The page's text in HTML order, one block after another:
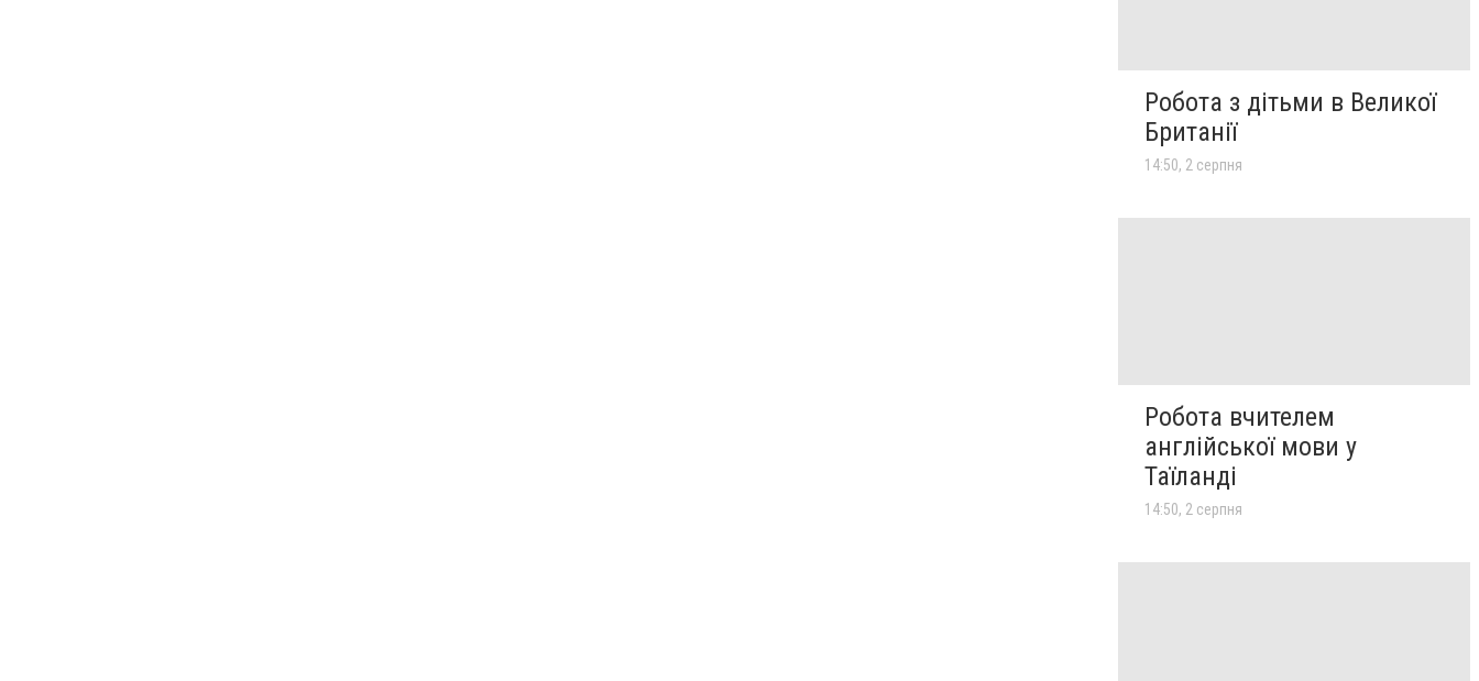
Робота з дітьми в Великої
Британії
14:50, 2 серпня
Робота вчителем
англійської мови у
Таїланді
14:50, 2 серпня